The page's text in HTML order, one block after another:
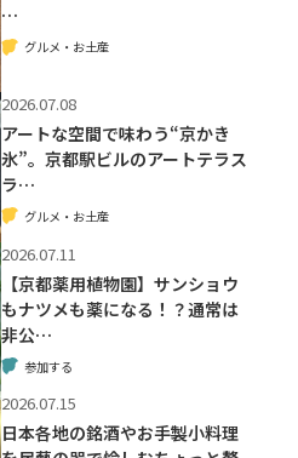
…
グルメ・お土産
2026.07.08
アートな空間で味わう“京かき
氷”。京都駅ビルのアートテラス
ラ…
グルメ・お土産
2026.07.11
【京都薬用植物園】サンショウ
もナツメも薬になる！？通常は
非公…
参加する
2026.07.15
日本各地の銘酒やお手製小料理